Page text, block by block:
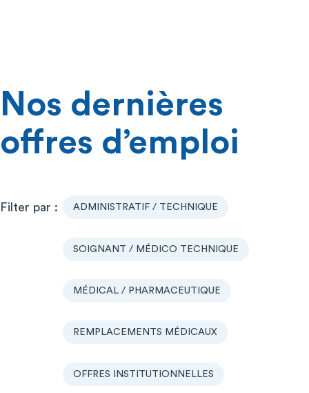
Nos dernières
offres d’emploi
ADMINISTRATIF / TECHNIQUE
SOIGNANT / MÉDICO TECHNIQUE
MÉDICAL / PHARMACEUTIQUE
REMPLACEMENTS MÉDICAUX
OFFRES INSTITUTIONNELLES